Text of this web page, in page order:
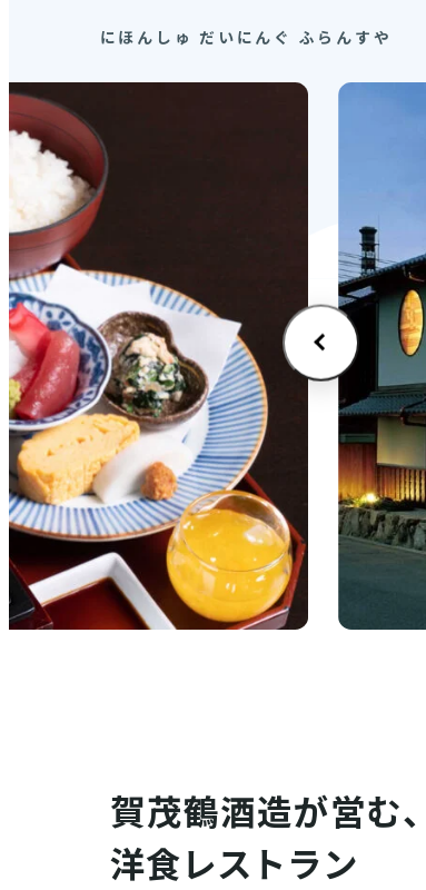
にほんしゅ だいにんぐ ふらんすや
賀茂鶴酒造が営む
洋食レストラン
モデルコース